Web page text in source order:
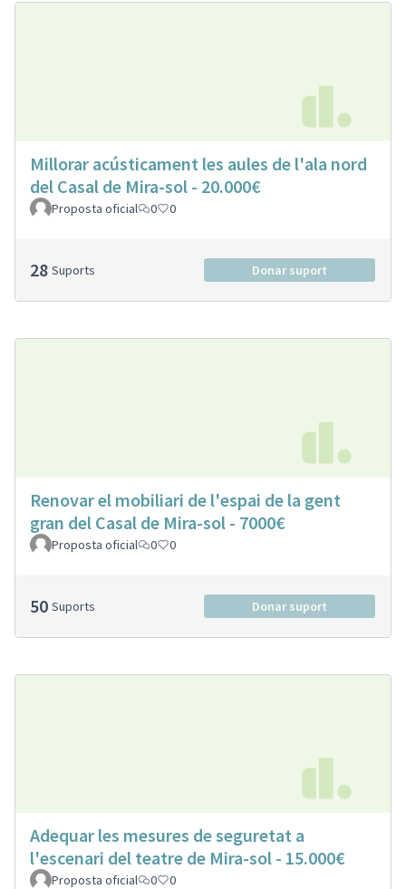
Millorar acústicament les aules de l'ala nord
del Casal de Mira-sol - 20.000€
Proposta oficial 0 0
28 Suports Donar suport
Renovar el mobiliari de l'espai de la gent
gran del Casal de Mira-sol - 7000€
Proposta oficial 0 0
50 Suports Donar suport
Adequar les mesures de seguretat a
l'escenari del teatre de Mira-sol - 15.000€
Proposta oficial 0 0